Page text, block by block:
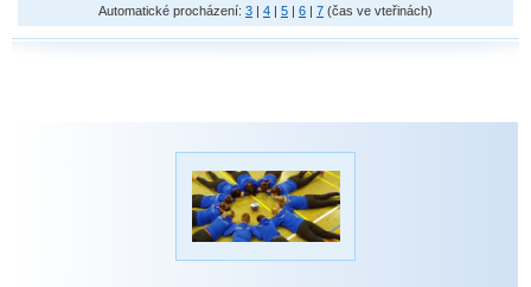
Automatické procházení: 3 | 4 | 5 | 6 | 7 (čas ve vteřinách)